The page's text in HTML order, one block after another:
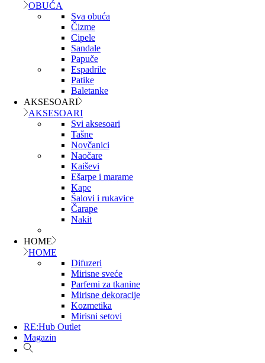
OBUĆA
Sva obuća
Čizme
Cipele
Sandale
Papuče
Espadrile
Patike
Baletanke
AKSESOARI
AKSESOARI
Svi aksesoari
Tašne
Novčanici
Naočare
Kaiševi
Ešarpe i marame
Kape
Šalovi i rukavice
Čarape
Nakit
HOME
HOME
Difuzeri
Mirisne sveće
Parfemi za tkanine
Mirisne dekoracije
Kozmetika
Mirisni setovi
RE:Hub Outlet
Magazin